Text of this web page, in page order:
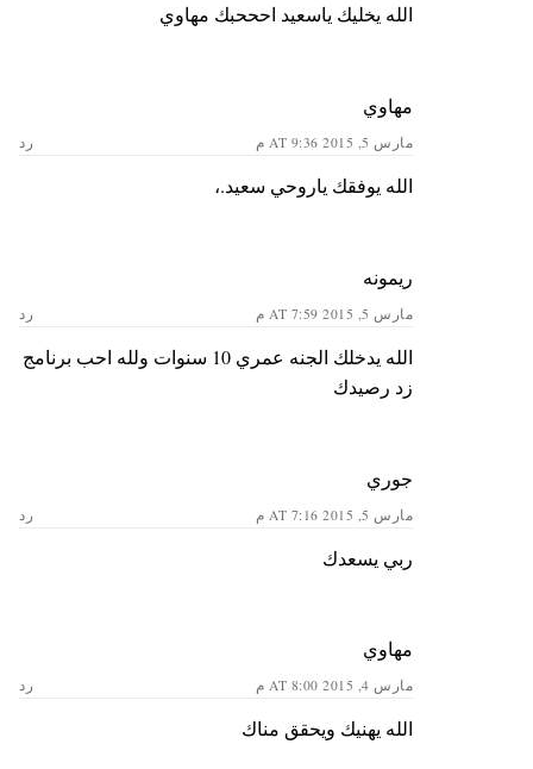
الله يخليك ياسعيد احححبك مهاوي
مهاوي
مارس 5, 2015 AT 9:36 م رد
الله يوفقك ياروحي سعيد.،
ريمونه
مارس 5, 2015 AT 7:59 م رد
الله يدخلك الجنه عمري 10 سنوات ولله احب برنامج
زد رصيدك
جوري
مارس 5, 2015 AT 7:16 م رد
ربي يسعدك
مهاوي
مارس 4, 2015 AT 8:00 م رد
الله يهنيك ويحقق مناك